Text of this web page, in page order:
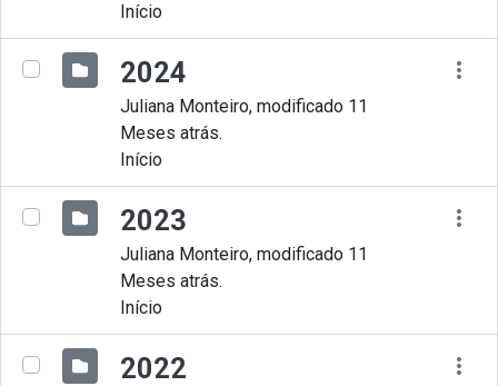
Início
2024
Juliana Monteiro, modificado 11
Meses atrás.
Início
2023
Juliana Monteiro, modificado 11
Meses atrás.
Início
2022